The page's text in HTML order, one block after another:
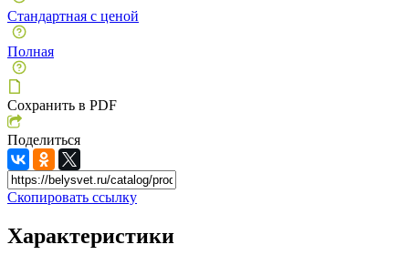
Стандартная с ценой
Полная
Сохранить в PDF
Поделиться
Скопировать ссылку
Характеристики